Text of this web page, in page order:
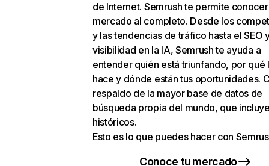
de Internet. Semrush te permite
mercado al completo. Desde los
y las tendencias de tráfico hasta el SEO
visibilidad en la IA, Semrush te ayuda a
entender quién está triunfando, por qué
hace y dónde están tus oportunidades.
respaldo de la mayor base de datos de
búsqueda propia del mundo, que
históricos.
Esto es lo que puedes hacer con
Conoce tu mercado